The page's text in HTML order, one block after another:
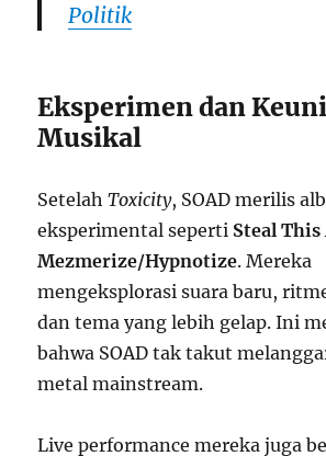
Politik
Eksperimen dan
Musikal
SetelahToxicity, SOAD merilis
eksperimental seperti Steal This
Mezmerize/Hypnotize. Mereka
mengeksplorasi suara baru,
dan tema yang lebih gelap. Ini
bahwa SOAD tak takut
metal mainstream.
Live performance mereka juga